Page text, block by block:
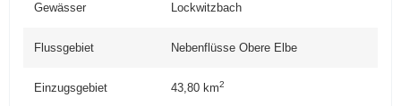
Gewässer Lockwitzbach
Flussgebiet Nebenflüsse Obere Elbe
Einzugsgebiet 43,80 km2